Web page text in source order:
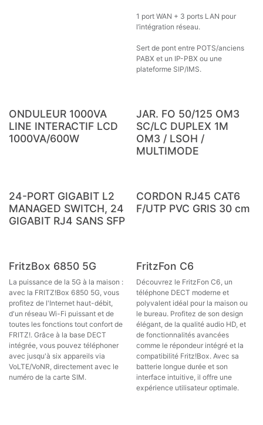
1 port WAN + 3 ports LAN pour
l’intégration réseau.
Sert de pont entre POTS/anciens
PABX et un IP-PBX ou une
plateforme SIP/IMS.
ONDULEUR 1000VA
LINE INTERACTIF LCD
1000VA/600W
Nouveau !
JAR. FO 50/125 OM3
SC/LC DUPLEX 1M
OM3 / LSOH /
MULTIMODE
24-PORT GIGABIT L2
MANAGED SWITCH, 24
GIGABIT RJ4 SANS SFP
CORDON RJ45 CAT6
F/UTP PVC GRIS 30 cm
FritzBox 6850 5G
La puissance de la 5G à la maison :
avec la FRITZ!Box 6850 5G, vous
profitez de l'Internet haut-débit,
d'un réseau Wi-Fi puissant et de
toutes les fonctions tout confort de
FRITZ!. Grâce à la base DECT
intégrée, vous pouvez téléphoner
avec jusqu'à six appareils via
VoLTE/VoNR, directement avec le
numéro de la carte SIM.
Ventes
FritzFon C6
Découvrez le FritzFon C6, un
téléphone DECT moderne et
polyvalent idéal pour la maison ou
le bureau. Profitez de son design
élégant, de la qualité audio HD, et
de fonctionnalités avancées
comme le répondeur intégré et la
compatibilité Fritz!Box. Avec sa
batterie longue durée et son
interface intuitive, il offre une
expérience utilisateur optimale.